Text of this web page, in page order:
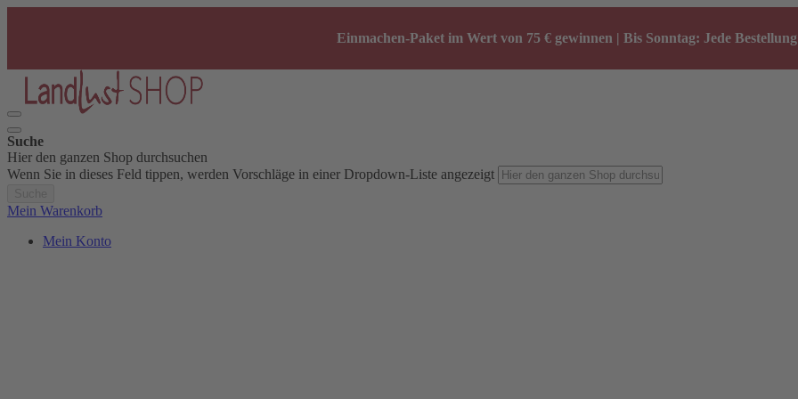
Einmachen-Paket im Wert von 75 € gewinnen | Bis Sonntag: Jede
Suche
Hier den ganzen Shop durchsuchen
Wenn Sie in dieses Feld tippen, werden Vorschläge in einer Dropdown-Liste angezeigt
Mein Warenkorb
Mein Konto